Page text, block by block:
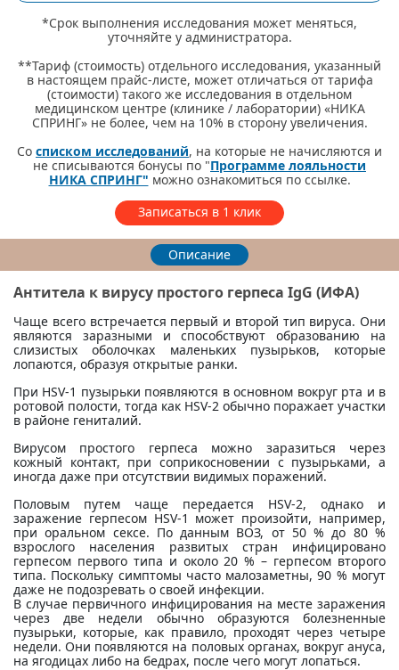
*Срок выполнения исследования может меняться,
уточняйте у администратора.
**Тариф (стоимость) отдельного исследования, указанный
в настоящем прайс-листе, может отличаться от тарифа
(стоимости) такого же исследования в отдельном
медицинском центре (клинике / лаборатории) «НИКА
СПРИНГ» не более, чем на 10% в сторону увеличения.
Со списком исследований, на которые не начисляются и
не списываются бонусы по "Программе лояльности
НИКА СПРИНГ" можно ознакомиться по ссылке.
Записаться в 1 клик
Описание
Антитела к вирусу простого герпеса IgG (ИФА)
Чаще всего встречается первый и второй тип вируса. Они
являются заразными и способствуют образованию на
слизистых оболочках маленьких пузырьков, которые
лопаются, образуя открытые ранки.
При HSV-1 пузырьки появляются в основном вокруг рта и в
ротовой полости, тогда как HSV-2 обычно поражает участки
в районе гениталий.
Вирусом простого герпеса можно заразиться через
кожный контакт, при соприкосновении с пузырьками, а
иногда даже при отсутствии видимых поражений.
Половым путем чаще передается HSV-2, однако и
заражение герпесом HSV-1 может произойти, например,
при оральном сексе. По данным ВОЗ, от 50 % до 80 %
взрослого населения развитых стран инфицировано
герпесом первого типа и около 20 % – герпесом второго
типа. Поскольку симптомы часто малозаметны, 90 % могут
даже не подозревать о своей инфекции.
В случае первичного инфицирования на месте заражения
через две недели обычно образуются болезненные
пузырьки, которые, как правило, проходят через четыре
недели. Они появляются на половых органах, вокруг ануса,
на ягодицах либо на бедрах, после чего могут лопаться.